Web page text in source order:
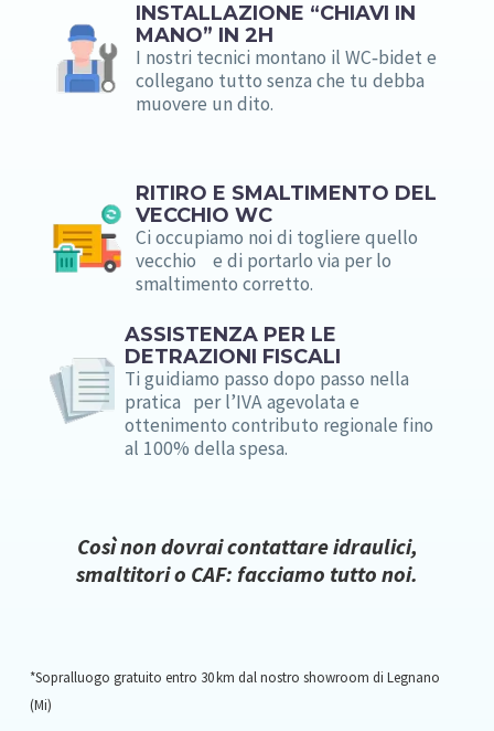
INSTALLAZIONE “CHIAVI IN
MANO” IN 2H
I nostri tecnici montano il WC‑bidet e
collegano tutto senza che tu debba
muovere un dito.
RITIRO E SMALTIMENTO DEL
VECCHIO WC
Ci occupiamo noi di togliere quello
vecchio e di portarlo via per lo
smaltimento corretto.
ASSISTENZA PER LE
DETRAZIONI FISCALI
Ti guidiamo passo dopo passo nella
pratica per l’IVA agevolata e
ottenimento contributo regionale fino
al 100% della spesa.
Così non dovrai contattare idraulici,
smaltitori o CAF: facciamo tutto noi.
*Sopralluogo gratuito entro 30 km dal nostro showroom di Legnano
(Mi)